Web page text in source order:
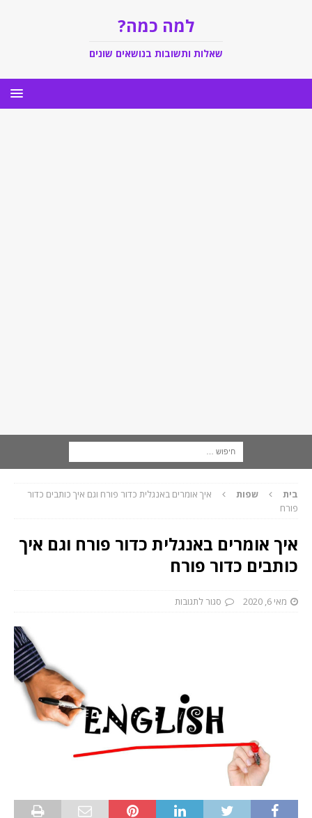
למה כמה?
שאלות ותשובות בנושאים שונים
בית שפות
איך אומרים באנגלית כדור פורח וגם איך כותבים כדור
פורח
איך אומרים באנגלית כדור פורח וגם איך
כותבים כדור פורח
מאי 6, 2020 סגור לתגובות